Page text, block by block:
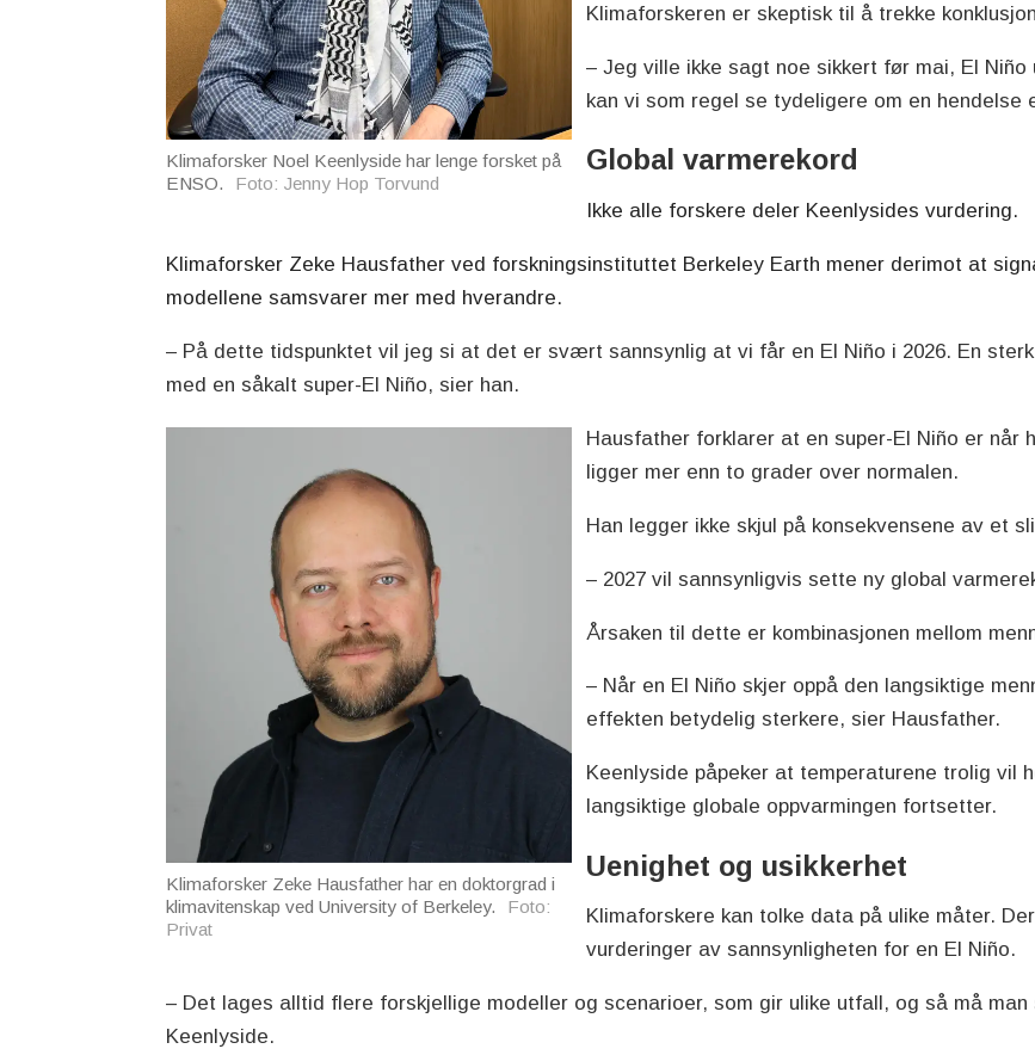
Klimaforsker Noel Keenlyside har lenge forsket på
ENSO.
Foto: Jenny Hop Torvund
Klimaforskeren er skeptisk til å trekke
– Jeg ville ikke sagt noe sikkert før mai, El
kan vi som regel se tydeligere om en hendelse
Global varmerekord
Ikke alle forskere deler Keenlysides vurdering.
Klimaforsker Zeke Hausfather ved forskningsinstituttet Berkeley Earth mener derimot at
modellene samsvarer mer med hverandre.
– På dette tidspunktet vil jeg si at det er svært sannsynlig at vi får en El Niño i 2026. En
med en såkalt super-El Niño, sier han.
Klimaforsker Zeke Hausfather har en doktorgrad i
klimavitenskap ved University of Berkeley.
Foto:
Privat
Hausfather forklarer at en super-El Niño er når
ligger mer enn to grader over normalen.
Han legger ikke skjul på konsekvensene av et
– 2027 vil sannsynligvis sette ny global
Årsaken til dette er kombinasjonen mellom
– Når en El Niño skjer oppå den langsiktige
effekten betydelig sterkere, sier Hausfather.
Keenlyside påpeker at temperaturene trolig vil
langsiktige globale oppvarmingen fortsetter.
Uenighet og usikkerhet
Klimaforskere kan tolke data på ulike måter.
vurderinger av sannsynligheten for en El Niño.
– Det lages alltid flere forskjellige modeller og scenarioer, som gir ulike utfall, og så må
Keenlyside.